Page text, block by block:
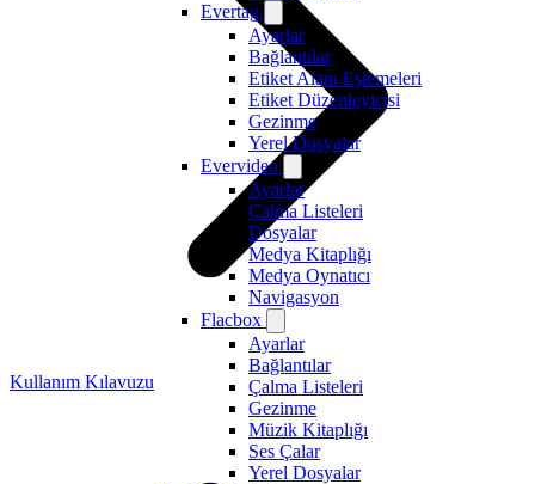
Evertag
Ayarlar
Bağlantılar
Etiket Alanı Eşlemeleri
Etiket Düzenleyicisi
Gezinme
Yerel Dosyalar
Evervideo
Ayarlar
Çalma Listeleri
Dosyalar
Medya Kitaplığı
Medya Oynatıcı
Navigasyon
Flacbox
Ayarlar
Bağlantılar
Çalma Listeleri
Gezinme
Müzik Kitaplığı
Ses Çalar
Yerel Dosyalar
Kullanım Kılavuzu